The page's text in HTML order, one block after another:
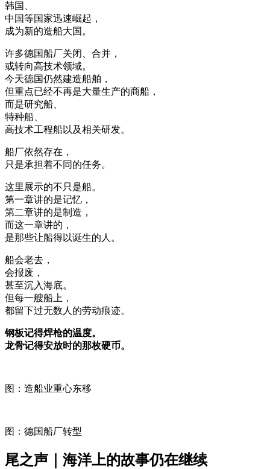
韩国、
中国等国家迅速崛起，
成为新的造船大国。
许多德国船厂关闭、合并，
或转向高技术领域。
今天德国仍然建造船舶，
但重点已经不再是大量生产的商船，
而是研究船、
特种船、
高技术工程船以及相关研发。
船厂依然存在，
只是承担着不同的任务。
这里展示的不只是船。
第一章讲的是记忆，
第二章讲的是制造，
而这一章讲的，
是那些让船得以诞生的人。
船会老去，
会报废，
甚至沉入海底。
但每一艘船上，
都留下过无数人的劳动痕迹。
钢板记得焊枪的温度。
龙骨记得安放时的那枚硬币。
图：造船业重心东移
图：德国船厂转型
尾之声｜海洋上的故事仍在继续